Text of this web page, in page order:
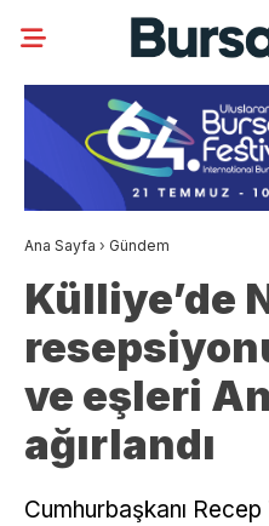
Ana Sayfa › Gündem
Külliye’de
ve eşleri
ağırlandı
Cumhurbaşkanı